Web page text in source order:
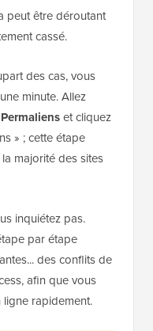
peut être déroutant
cassé.
des cas, vous
minute. Allez
et cliquez
» ; cette étape
majorité des sites
inquiétez pas.
par étape
des conflits de
afin que vous
ligne rapidement.